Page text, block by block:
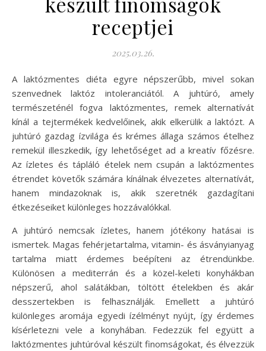
receptjei
2025.03.26.
A laktózmentes diéta egyre népszerűbb, mivel sokan
szenvednek laktóz intoleranciától. A juhtúró, amely
természeténél fogva laktózmentes, remek alternatívát
kínál a tejtermékek kedvelőinek, akik elkerülik a laktózt. A
juhtúró gazdag ízvilága és krémes állaga számos ételhez
remekül illeszkedik, így lehetőséget ad a kreatív főzésre.
Az ízletes és tápláló ételek nem csupán a laktózmentes
étrendet követők számára kínálnak élvezetes alternatívát,
hanem mindazoknak is, akik szeretnék gazdagítani
étkezéseiket különleges hozzávalókkal.
A juhtúró nemcsak ízletes, hanem jótékony hatásai is
ismertek. Magas fehérjetartalma, vitamin- és ásványianyag
tartalma miatt érdemes beépíteni az étrendünkbe.
Különösen a mediterrán és a közel-keleti konyhákban
népszerű, ahol salátákban, töltött ételekben és akár
desszertekben is felhasználják. Emellett a juhtúró
különleges aromája egyedi ízélményt nyújt, így érdemes
kísérletezni vele a konyhában. Fedezzük fel együtt a
laktózmentes juhtúróval készült finomságokat, és élvezzük